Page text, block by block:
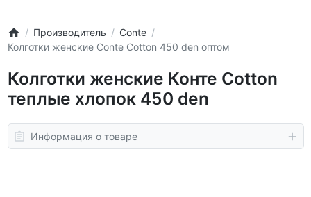
Производитель
Conte
Колготки женские Conte Cotton 450 den оптом
Колготки женские Конте Cotton
теплые хлопок 450 den
Информация о товаре